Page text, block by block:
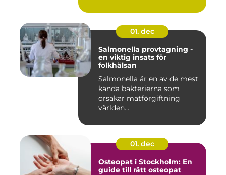
01. dec
Salmonella provtagning -
en viktig insats för
folkhälsan
Salmonella är en av de mest
kända bakterierna som
orsakar matförgiftning
världen...
01. dec
Osteopat i Stockholm: En
guide till rätt osteopat